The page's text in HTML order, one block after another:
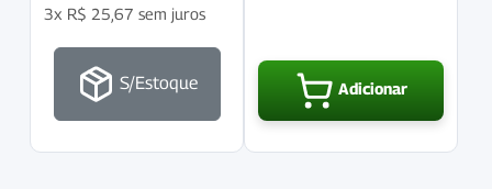
3x R$ 25,67 sem juros
S/Estoque Adicionar